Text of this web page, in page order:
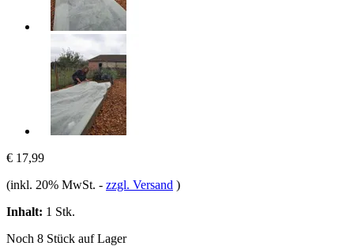
€ 17,99
(inkl. 20% MwSt. - zzgl. Versand )
Inhalt: 1 Stk.
Noch 8 Stück auf Lager